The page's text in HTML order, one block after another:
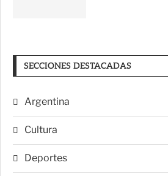
SECCIONES DESTACADAS
Argentina
Cultura
Deportes